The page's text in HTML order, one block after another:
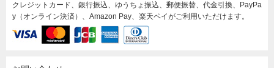
クレジットカード、銀行振込、ゆうちょ振込、郵便振替、代金引換、PayPa
y（オンライン決済）、Amazon Pay、楽天ペイがご利用いただけます。